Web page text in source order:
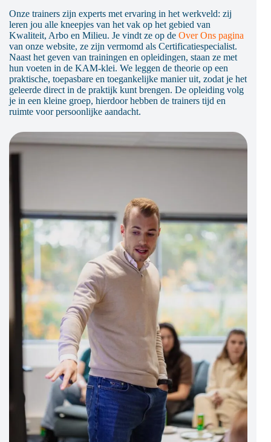
Onze trainers zijn experts met ervaring in het werkveld: zij
leren jou alle kneepjes van het vak op het gebied van
Kwaliteit, Arbo en Milieu. Je vindt ze op de Over Ons pagina
van onze website, ze zijn vermomd als Certificatiespecialist.
Naast het geven van trainingen en opleidingen, staan ze met
hun voeten in de KAM-klei. We leggen de theorie op een
praktische, toepasbare en toegankelijke manier uit, zodat je het
geleerde direct in de praktijk kunt brengen. De opleiding volg
je in een kleine groep, hierdoor hebben de trainers tijd en
ruimte voor persoonlijke aandacht.